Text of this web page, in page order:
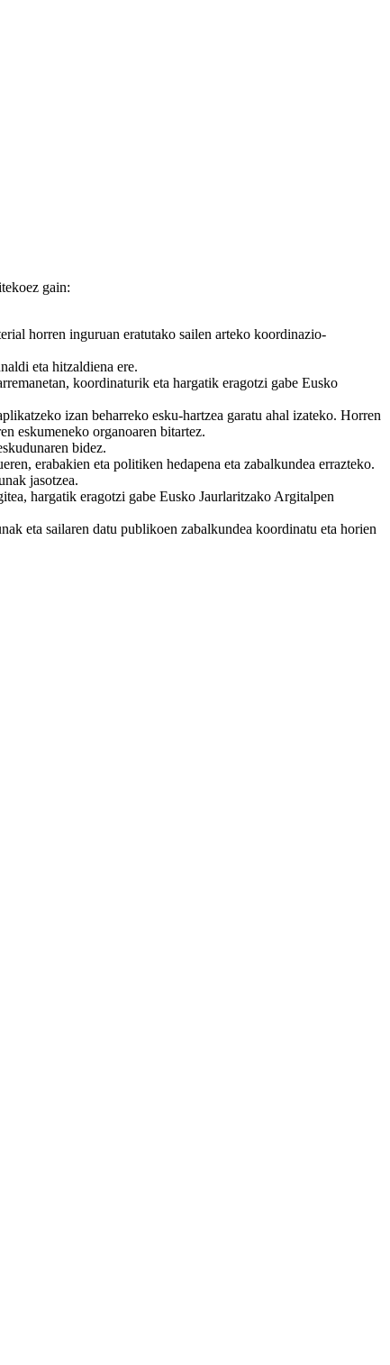
gain:
horren inguruan eratutako sailen arteko koordinazio-
eta hitzaldiena ere.
koordinaturik eta hargatik eragotzi gabe Eusko
izan beharreko esku-hartzea garatu ahal izateko. Horren
eskumeneko organoaren bitartez.
bidez.
erabakien eta politiken hedapena eta zabalkundea errazteko.
jasotzea.
hargatik eragotzi gabe Eusko Jaurlaritzako Argitalpen
eta sailaren datu publikoen zabalkundea koordinatu eta horien